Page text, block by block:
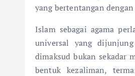
yang bertentangan
Islam sebagai agama
universal yang
dimaksud bukan sekadar
bentuk kezaliman,